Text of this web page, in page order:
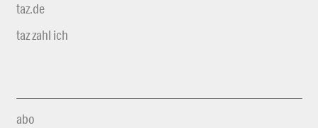
taz.de
taz zahl ich
abo